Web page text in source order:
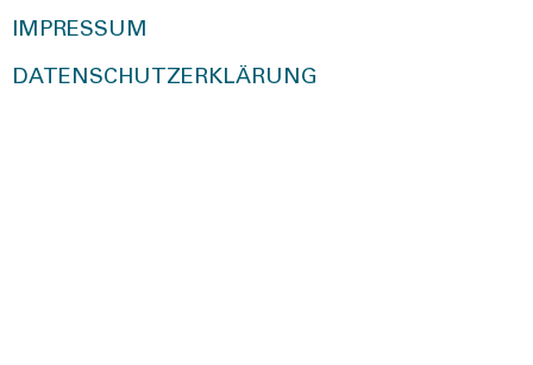
IMPRESSUM
DATENSCHUTZERKLÄRUNG